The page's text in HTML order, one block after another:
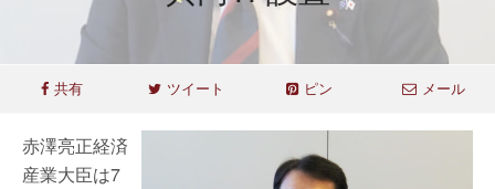
共有 ツイート ピン メール
赤澤亮正経済
産業大臣は7